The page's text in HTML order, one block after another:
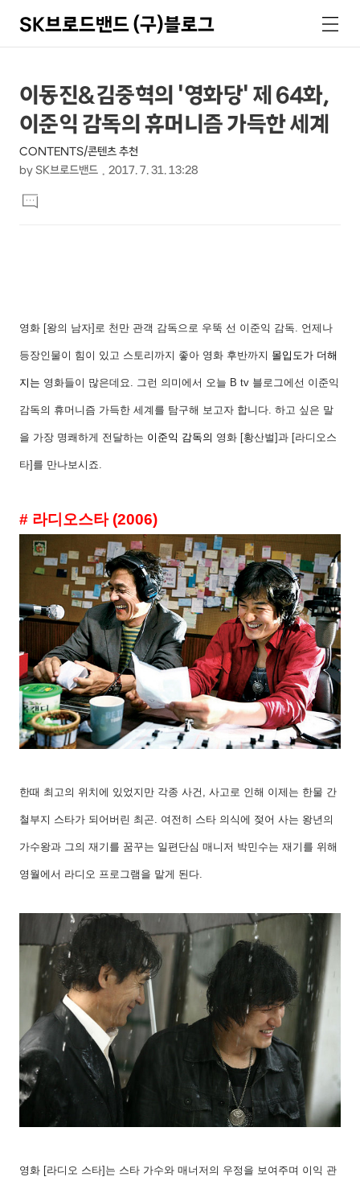
SK브로드밴드 (구)블로그
색
메
뉴
상
세
컨
텐
츠
본
문
제
목
이동진&김중혁의 '영화당' 제 64화,
이준익 감독의 휴머니즘 가득한 세계
CONTENTS/콘텐츠 추천
by SK브로드밴드 2017. 7. 31. 13:28
문
댓
글
영화 [왕의 남자] 로 천만 관객 감독으로 우뚝 선 이준익 감독. 언제나
등장인물이 힘이 있고 스토리까지 좋아 영화 후반까지 몰입도가 더해
지는 영화들이 많은데요. 그런 의미에서 오늘 B tv 블로그에선 이준익
감독의 휴머니즘 가득한 세계를 탐구해 보고자 합니다. 하고 싶은 말
을 가장 명쾌하게 전달하는 이준익 감독의 영화 [황산벌]과 [라디오스
타] 를 만나보시죠.
# 라디오스타(2006)
한때 최고의 위치에 있었지만 각종 사건 사고로 인해 이제는 한물 간
철부지 스타가 되어버린 최곤 여전히 스타 의식에 젖어 사는 왕년의
가수왕과 그의 재기를 꿈꾸는 일편단심 매니저 박민수는 재기를 위해
영월에서 라디오 프로그램을 맡게 된다
영화 [라디오 스타] 는 스타 가수와 매너저의 우정을 보여주며 이익 관